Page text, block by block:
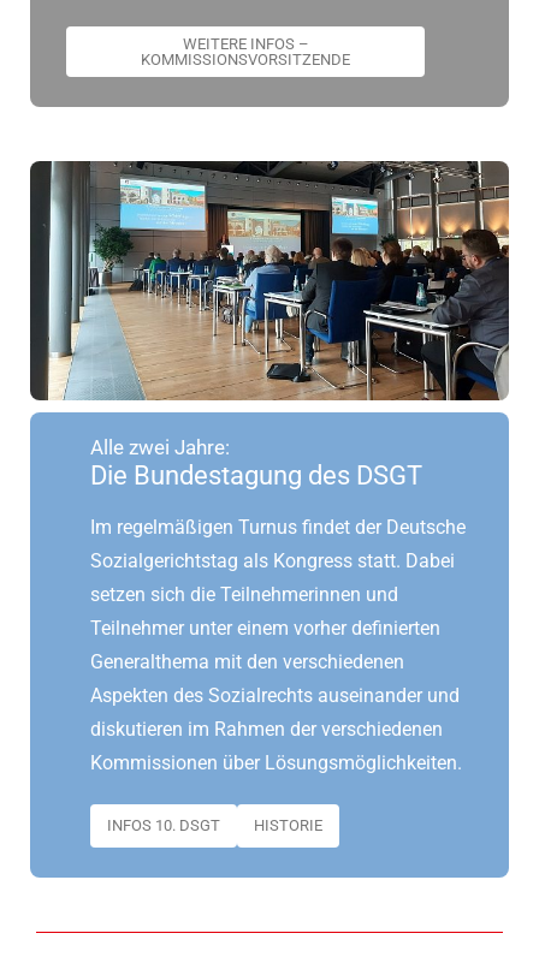
WEITERE INFOS –
KOMMISSIONSVORSITZENDE
Alle zwei Jahre:
Die Bundestagung des DSGT
Im regelmäßigen Turnus findet der Deutsche
Sozialgerichtstag als Kongress statt. Dabei
setzen sich die Teilnehmerinnen und
Teilnehmer unter einem vorher definierten
Generalthema mit den verschiedenen
Aspekten des Sozialrechts auseinander und
diskutieren im Rahmen der verschiedenen
Kommissionen über Lösungsmöglichkeiten.
INFOS 10. DSGT HISTORIE